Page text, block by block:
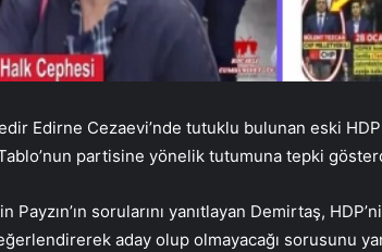
Edirne Cezaevi’nde tutuklu bulunan eski
partisine yönelik tutumuna tepki
Payzın’ın sorularını yanıtlayan Demirtaş,
aday olup olmayacağı sorusunu